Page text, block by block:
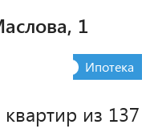
1
Ипотека
квартир из 137